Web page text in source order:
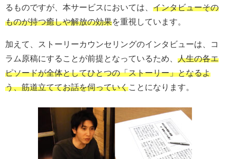
るものですが、本サービスにおいては、 インタビューその
ものが持つ癒しや解放の効果を重視しています。
加えて、ストーリーカウンセリングのインタビューは、コ
ラム原稿にすることが前提となっているため、 人生の各エ
ピソードが全体としてひとつの「ストーリー」となるよ
う、筋道立ててお話を伺っていく ことになります。